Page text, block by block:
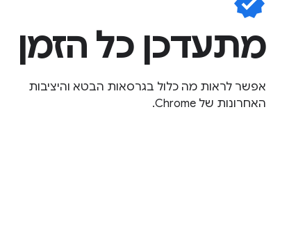
מתעדכן כל הזמן
אפשר לראות מה כלול בגרסאות הבטא והיציבות
האחרונות של Chrome.